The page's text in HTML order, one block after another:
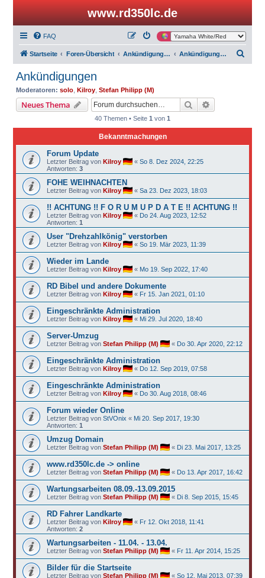
www.rd350lc.de
FAQ
Startseite Foren-Übersicht Ankündigungen Ankündigungen
Ankündigungen
Moderatoren: solo, Kilroy, Stefan Philipp (M)
Neues Thema Suche
40 Themen • Seite 1 von 1
Bekanntmachungen
Forum Update
Letzter Beitrag von Kilroy « So 8. Dez 2024, 22:25
Antworten: 3
FOHE WEIHNACHTEN
Letzter Beitrag von Kilroy « Sa 23. Dez 2023, 18:03
!! ACHTUNG !! F O R U M U P D A T E !! ACHTUNG !!
Letzter Beitrag von Kilroy « Do 24. Aug 2023, 12:52
Antworten: 1
User "Drehzahlkönig" verstorben
Letzter Beitrag von Kilroy « So 19. Mär 2023, 11:39
Wieder im Lande
Letzter Beitrag von Kilroy « Mo 19. Sep 2022, 17:40
RD Bibel und andere Dokumente
Letzter Beitrag von Kilroy « Fr 15. Jan 2021, 01:10
Eingeschränkte Administration
Letzter Beitrag von Kilroy « Mi 29. Jul 2020, 18:40
Server-Umzug
Letzter Beitrag von Stefan Philipp (M) « Do 30. Apr 2020, 22:12
Eingeschränkte Administration
Letzter Beitrag von Kilroy « Do 12. Sep 2019, 07:58
Eingeschränkte Administration
Letzter Beitrag von Kilroy « Do 30. Aug 2018, 08:46
Forum wieder Online
Letzter Beitrag von StVOnix « Mi 20. Sep 2017, 19:30
Antworten: 1
Umzug Domain
Letzter Beitrag von Stefan Philipp (M) « Di 23. Mai 2017, 13:25
www.rd350lc.de -> online
Letzter Beitrag von Stefan Philipp (M) « Do 13. Apr 2017, 16:42
Wartungsarbeiten 08.09.-13.09.2015
Letzter Beitrag von Stefan Philipp (M) « Di 8. Sep 2015, 15:45
RD Fahrer Landkarte
Letzter Beitrag von Kilroy « Fr 12. Okt 2018, 11:41
Antworten: 2
Wartungsarbeiten - 11.04. - 13.04.
Letzter Beitrag von Stefan Philipp (M) « Fr 11. Apr 2014, 15:25
Bilder für die Startseite
Letzter Beitrag von Stefan Philipp (M) « So 12. Mai 2013, 07:39